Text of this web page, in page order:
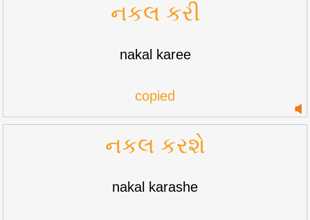
નકલ કરી
nakal karee
copied
નકલ કરશે
nakal karashe